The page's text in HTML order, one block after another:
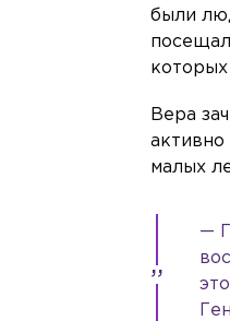
были
Вера
активно
малых
—